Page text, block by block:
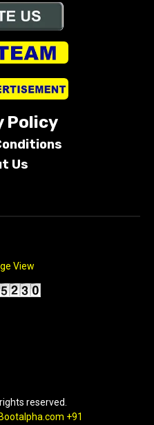
Policy
Us
View
reserved.
+91